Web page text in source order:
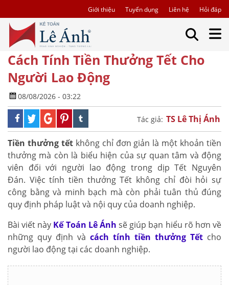
Giới thiệu Tuyển dụng Liên hệ Hỏi đáp
Cách Tính Tiền Thưởng Tết Cho
Người Lao Động
08/08/2026 - 03:22
Tác giả: TS Lê Thị Ánh
Tiền thưởng tếtkhông chỉ đơn giản là một khoản tiền
thưởng mà còn là biểu hiện của sự quan tâm và động
viên đối với người lao động trong dịp Tết Nguyên
Đán. Việc tính tiền thưởng Tết không chỉ đòi hỏi sự
công bằng và minh bạch mà còn phải tuân thủ đúng
quy định pháp luật và nội quy của doanh nghiệp.
Bài viết này Kế Toán Lê Ánh sẽ giúp bạn hiểu rõ hơn về
những quy định và cách tính tiền thưởng Tết cho
người lao động tại các doanh nghiệp.